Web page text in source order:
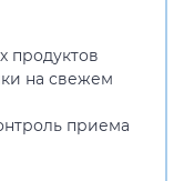
продуктов
на свежем
приема